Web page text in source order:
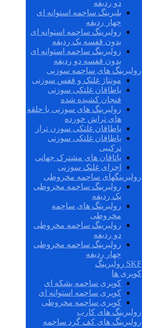
دو ردیفه
بلبرینگ ساچمه استوانه ای
چهار ردیفه
رولبرینگ ساچمه استوانه ای
بدون قفسه یک ردیفه
رولبرینگ ساچمه استوانه ای
بدون قفسه دو ردیفه
رولبرینگ های ساچمه سوزنی
مونتاژ غلتک و قفس سوزنی
یاطاقان غلتکی سوزنی
فنجان کشیده شده
رولبرینگ های سوزنی با حلقه
های تراش خورده
یاطاقان غلتکی سوزن تراز
یاطاقان غلتکی سوزنی
ترکیبی
یاتاقان های مشترک جهانی
اجزای غلتک سوزنی
رولبرینگهای ساچمه مخروطی
رولبرینگ ساچمه مخروطی
یک ردیفه
رولبرینگ های ساچمه
مخروطی
رولبرینگ ساچمه مخروطی
دو ردیفه
رولبرینگ ساچمه مخروطی
چهار ردیفه
SKF رولبرینگ
کوپری ها
کوپری ساچمه بشکه ای
کوپری ساچمه استوانه ای
کوپری ساچمه مخروطی
رولبرینگ های کارب
رولبرینگ های کف گرد ساچمه